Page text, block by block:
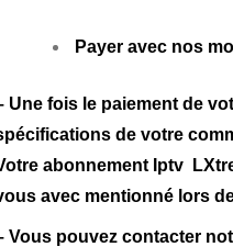
Payer avec nos
Une fois le paiement de
de votre
abonnement Iptv
avec mentionné lors
Vous pouvez contacter